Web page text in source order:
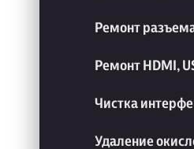
Ремонт
Ремонт HDMI,
Чистка
Удаление